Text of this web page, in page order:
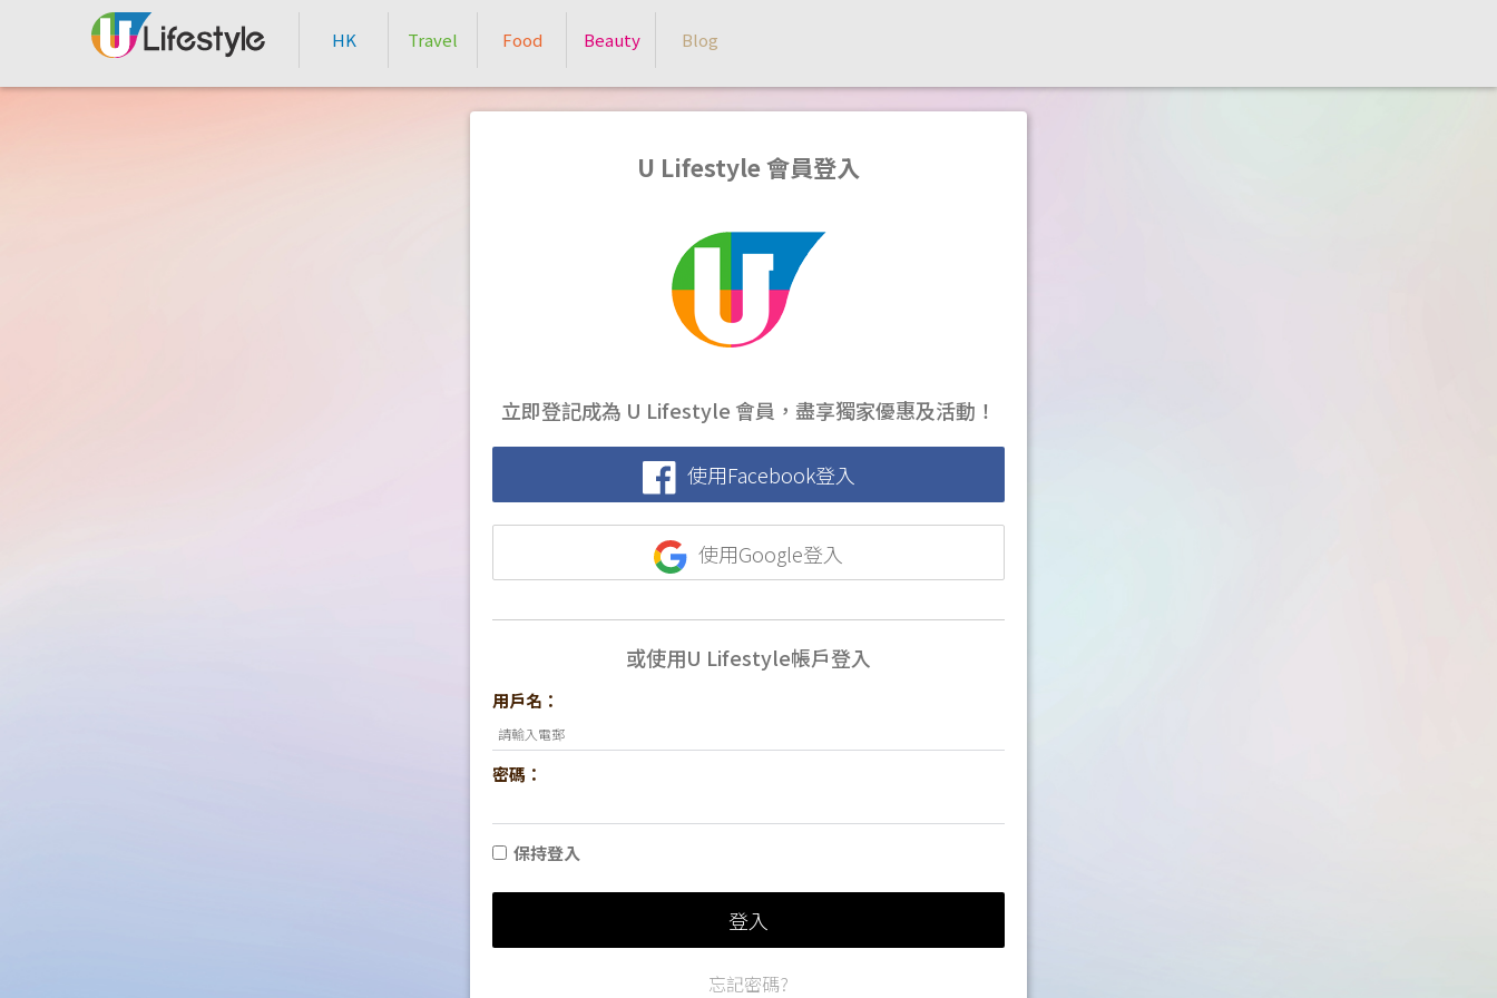
HK Travel Food Beauty Blog
U Lifestyle 會員登入
立即登記成為 U Lifestyle 會員，盡享獨家優惠及活動！
使用Facebook登入
使用Google登入
或使用U Lifestyle帳戶登入
用戶名：
密碼：
保持登入
登入
忘記密碼?